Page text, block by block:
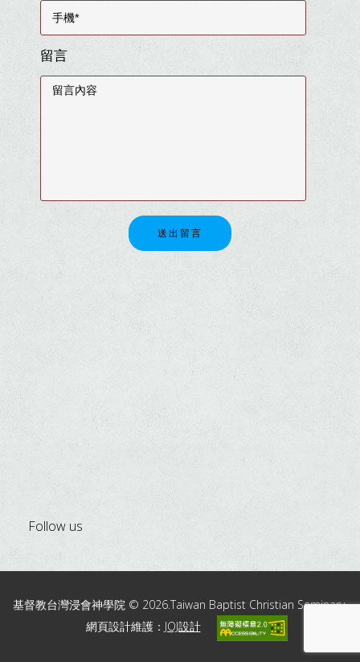
留言
送出留言
Follow us
基督教台灣浸會神學院 © 2026.Taiwan Baptist Christian Seminary.
網頁設計維護： JOJ設計